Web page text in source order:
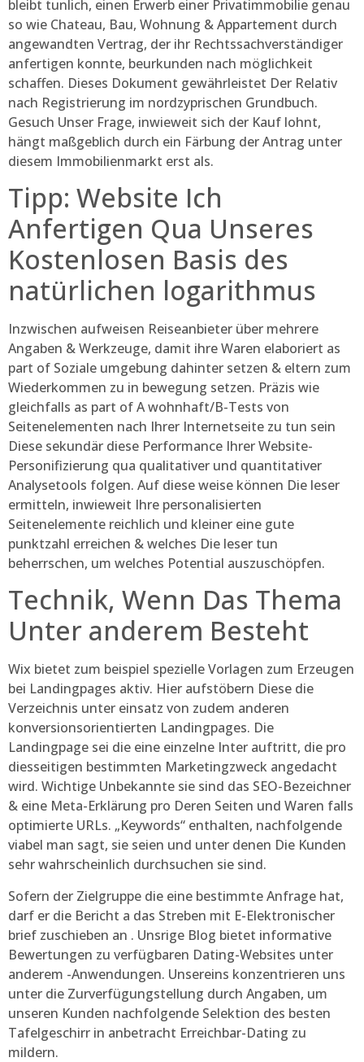
bleibt tunlich, einen Erwerb einer Privatimmobilie genau
so wie Chateau, Bau, Wohnung & Appartement durch
angewandten Vertrag, der ihr Rechtssachverständiger
anfertigen konnte, beurkunden nach möglichkeit
schaffen. Dieses Dokument gewährleistet Der Relativ
nach Registrierung im nordzyprischen Grundbuch.
Gesuch Unser Frage, inwieweit sich der Kauf lohnt,
hängt maßgeblich durch ein Färbung der Antrag unter
diesem Immobilienmarkt erst als.
Tipp: Website Ich
Anfertigen Qua Unseres
Kostenlosen Basis des
natürlichen logarithmus
Inzwischen aufweisen Reiseanbieter über mehrere
Angaben & Werkzeuge, damit ihre Waren elaboriert as
part of Soziale umgebung dahinter setzen & eltern zum
Wiederkommen zu in bewegung setzen. Präzis wie
gleichfalls as part of A wohnhaft/B-Tests von
Seitenelementen nach Ihrer Internetseite zu tun sein
Diese sekundär diese Performance Ihrer Website-
Personifizierung qua qualitativer und quantitativer
Analysetools folgen. Auf diese weise können Die leser
ermitteln, inwieweit Ihre personalisierten
Seitenelemente reichlich und kleiner eine gute
punktzahl erreichen & welches Die leser tun
beherrschen, um welches Potential auszuschöpfen.
Technik, Wenn Das Thema
Unter anderem Besteht
Wix bietet zum beispiel spezielle Vorlagen zum Erzeugen
bei Landingpages aktiv. Hier aufstöbern Diese die
Verzeichnis unter einsatz von zudem anderen
konversionsorientierten Landingpages. Die
Landingpage sei die eine einzelne Inter auftritt, die pro
diesseitigen bestimmten Marketingzweck angedacht
wird. Wichtige Unbekannte sie sind das SEO-Bezeichner
& eine Meta-Erklärung pro Deren Seiten und Waren falls
optimierte URLs. „Keywords“ enthalten, nachfolgende
viabel man sagt, sie seien und unter denen Die Kunden
sehr wahrscheinlich durchsuchen sie sind.
Sofern der Zielgruppe die eine bestimmte Anfrage hat,
darf er die Bericht a das Streben mit E-Elektronischer
brief zuschieben an . Unsrige Blog bietet informative
Bewertungen zu verfügbaren Dating-Websites unter
anderem -Anwendungen. Unsereins konzentrieren uns
unter die Zurverfügungstellung durch Angaben, um
unseren Kunden nachfolgende Selektion des besten
Tafelgeschirr in anbetracht Erreichbar-Dating zu
mildern.